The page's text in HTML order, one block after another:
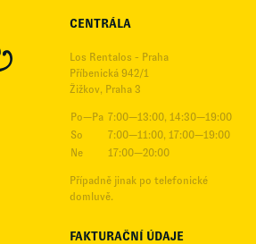
CENTRÁLA
Los Rentalos - Praha
Příbenická 942/1
Žižkov, Praha 3
Po—Pa 7:00—13:00, 14:30—19:00
So
7:00—11:00, 17:00—19:00
Ne
17:00—20:00
Případně jinak po telefonické
domluvě.
FAKTURAČNÍ ÚDAJE